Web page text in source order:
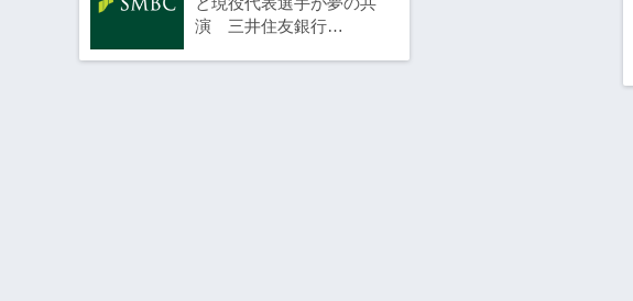
演 三井住友銀行…